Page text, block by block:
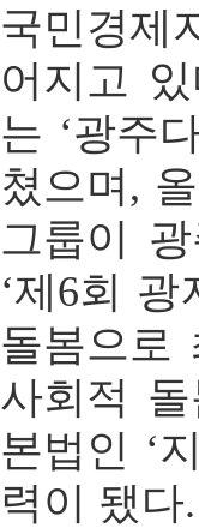
국민경제
어지고
는 ‘광주
쳤으며,
그룹이
‘제6회
돌봄으로
사회적
본법인 ‘
력이 됐